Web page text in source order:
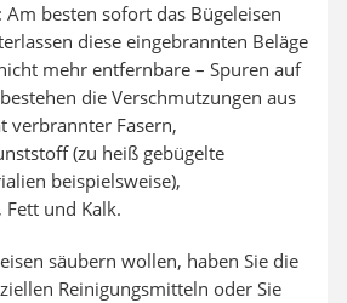
besten sofort das Bügeleisen
diese eingebrannten Beläge
mehr entfernbare – Spuren auf
die Verschmutzungen aus
verbrannter Fasern,
(zu heiß gebügelte
beispielsweise),
und Kalk.
säubern wollen, haben Sie die
Reinigungsmitteln oder Sie